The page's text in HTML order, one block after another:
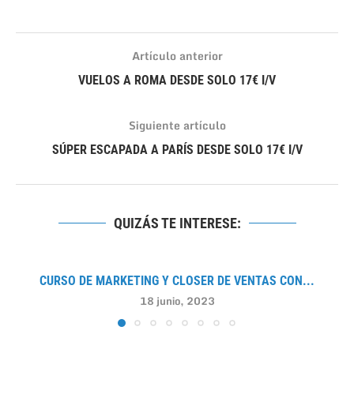
Artículo anterior
VUELOS A ROMA DESDE SOLO 17€ I/V
Siguiente artículo
SÚPER ESCAPADA A PARÍS DESDE SOLO 17€ I/V
QUIZÁS TE INTERESE:
CURSO DE MARKETING Y CLOSER DE VENTAS CON...
18 junio, 2023